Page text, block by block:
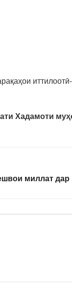
Хадамоти
миллат